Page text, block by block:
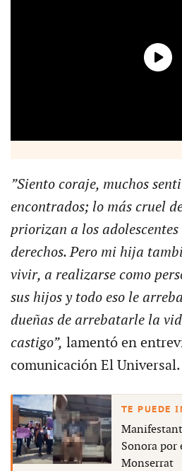
”Siento coraje, muchos
encontrados; lo más cruel
priorizan a los adolescentes
derechos. Pero mi hija
vivir, a realizarse como
sus hijos y todo eso le
dueñas de arrebatarle la
castigo”, lamentó en
comunicación El Universal.
Sonora por
Monserrat